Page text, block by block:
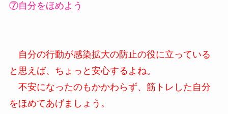
⑦自分をほめよう
自分の行動が感染拡大の防止の役に立っている
と思えば、ちょっと安心するよね。
不安になったのもかかわらず、筋トレした自分
をほめてあげましょう。